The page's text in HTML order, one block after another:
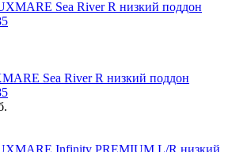
Sea River R низкий поддон